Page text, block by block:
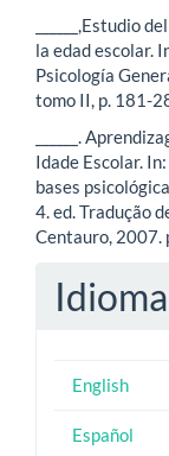
______,Estudio
la edad escolar.
Psicología
tomo II, p. 181-
______.
Idade Escolar.
bases
4. ed. Tradução
Centauro, 2007.
Idioma
English
Español